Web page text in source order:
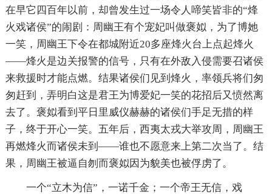
在早它四百年以前，却曾发生过一场令人啼笑皆非的“烽
火戏诸侯”的闹剧：周幽王有个宠妃叫做褒姒，为了博她
一笑，周幽王下令在都城附近20多座烽火台上点起烽火
——烽火是边关报警的信号，只有在外敌入侵需要召诸侯
来救援时才能点燃。结果诸侯们见到烽火，率领兵将们匆
匆赶到，弄明白这是君王为博爱妃一笑的花招后又愤然离
去了。褒姒看到平日里威仪赫赫的诸侯们手足无措的样
子，终于开心一笑。五年后，西夷太戎大举攻周，周幽王
再燃烽火而诸侯未到——谁也不愿意来上第二次当了。结
果，周幽王被逼自刎而褒姒因为貌美也被俘虏了。
一个“立木为信”，一诺千金；一个帝王无信，戏